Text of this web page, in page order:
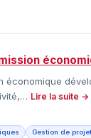
Lire la suite →
Gestion de